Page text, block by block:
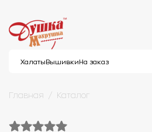
Халаты Вышивки На заказ
Главная Каталог